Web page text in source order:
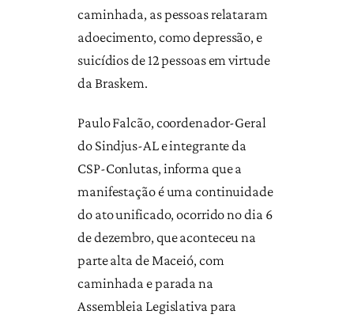
caminhada, as pessoas relataram
adoecimento, como depressão, e
suicídios de 12 pessoas em virtude
da Braskem.
Paulo Falcão, coordenador-Geral
do Sindjus-AL e integrante da
CSP-Conlutas, informa que a
manifestação é uma continuidade
do ato unificado, ocorrido no dia 6
de dezembro, que aconteceu na
parte alta de Maceió, com
caminhada e parada na
Assembleia Legislativa para